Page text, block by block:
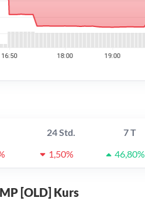
24 Std. 7 T
1,50% 46,80%
[OLD] Kurs